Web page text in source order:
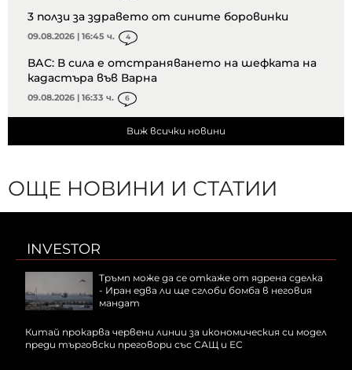
3 ползи за здравето от сините боровинки
09.08.2026 | 16:45 ч. 4
ВАС: В сила е отстраняването на шефката на
кадастъра във Варна
09.08.2026 | 16:33 ч. 6
Виж всички новини
ОЩЕ НОВИНИ И СТАТИИ
INVESTOR
Тръмп може да се откаже от ядрена сделка
- Иран едва ли ще сглоби бомба в неговия
мандат
Китай прокарва червени линии за икономическия си модел
преди търговски преговори със САЩ и ЕС